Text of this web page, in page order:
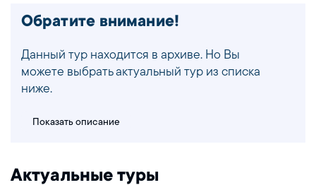
Обратите внимание!
Данный тур находится в архиве. Но Вы
можете выбрать актуальный тур из списка
ниже.
Показать описание
Актуальные туры